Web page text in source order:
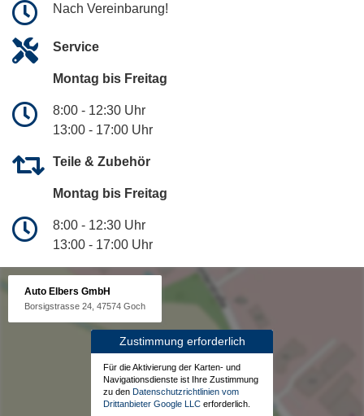
Nach Vereinbarung!
Service
Montag bis Freitag
8:00 - 12:30 Uhr
13:00 - 17:00 Uhr
Teile & Zubehör
Montag bis Freitag
8:00 - 12:30 Uhr
13:00 - 17:00 Uhr
Auto Elbers GmbH
Borsigstrasse 24, 47574 Goch
Zustimmung erforderlich
Für die Aktivierung der Karten- und
Navigationsdienste ist Ihre Zustimmung
zu den Datenschutzrichtlinien vom
Drittanbieter Google LLC erforderlich.